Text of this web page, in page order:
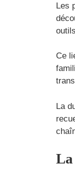
Les
Ce
La
La